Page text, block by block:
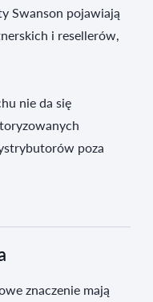
Swanson pojawiają
i resellerów,
nie da się
poza
znaczenie mają